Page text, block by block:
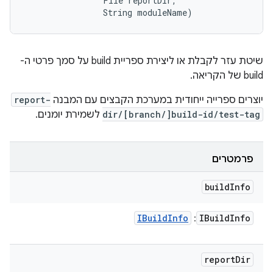
                String moduleName)
שיטת עזר לקבלת או ליצירת ספריית build על סמך פרטי ה-
build של הקריאה.
יוצרים ספרייה ייחודית במערכת הקבצים עם המבנה report-
dir/[branch/]build-id/test-tag לשמירת יומנים.
פרמטרים
buildInfo
IBuildInfo
:
IBuildInfo
reportDir